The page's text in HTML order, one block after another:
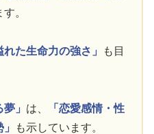
。
た生命力の強さ」
も目
」 は、
「恋愛感情・性
も示しています。